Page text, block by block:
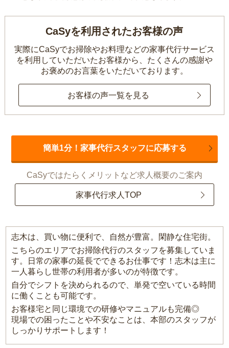
CaSyを利用されたお客様の声
実際にCaSyでお掃除やお料理などの家事代行サービス
を利用していただいたお客様から、 たくさんの感謝や
お褒めのお言葉をいただいております。
お客様の声一覧を見る
簡単1分！家事代行スタッフに応募する
CaSyではたらくメリットなど求人概要のご案内
家事代行求人TOP
志木は、買い物に便利で、自然が豊富。閑静な住宅街。
こちらのエリアでお掃除代行のスタッフを募集していま
す。日常の家事の延長でできるお仕事です！志木は主に
一人暮らし世帯の利用者が多いのが特徴です。
自分でシフトを決められるので、単発で空いている時間
に働くことも可能です。
お客様宅と同じ環境での研修やマニュアルも完備◎
現場での困ったことや不安なことは、本部のスタッフが
しっかりサポートします！